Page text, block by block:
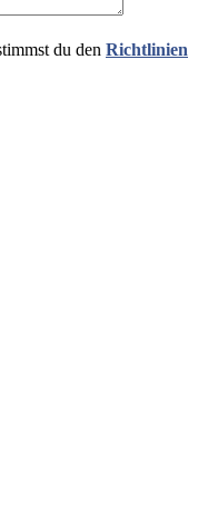
du den Richtlinien